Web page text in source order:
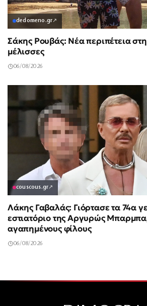
dedomeno.gr↗
Σάκης Ρουβάς: Νέα περιπέτεια
μέλισσες
06/08/2026
couscous.gr↗
Λάκης Γαβαλάς: Γιόρτασε τα 74α
εστιατόριο της Αργυρώς
αγαπημένους φίλους
06/08/2026